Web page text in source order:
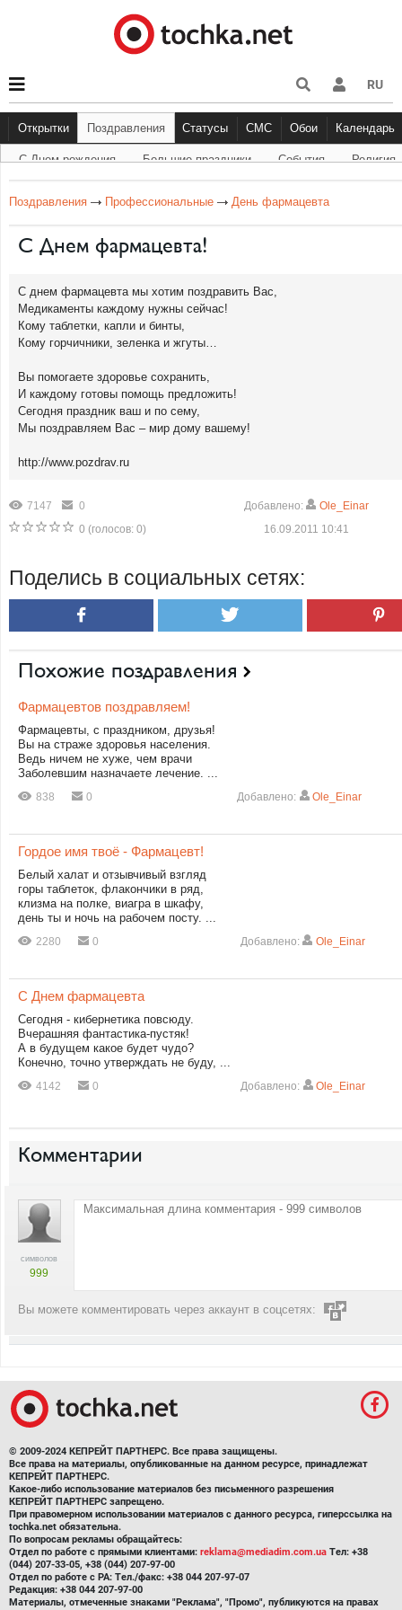
RU
Открытки
С Днем рождения Большие праздники События
Поздравления Статусы
Другое Прикольные Грустные
СМС
С Днём Рождения
Обои
Музыка
Календарь
С Днем рождения Большие праздники Cобытия Религия
Поздравления Профессиональные День фармацевта
С Днем фармацевта!
С днем фармацевта мы хотим поздравить Вас,
Медикаменты каждому нужны сейчас!
Кому таблетки, капли и бинты,
Кому горчичники, зеленка и жгуты…
Вы помогаете здоровье сохранить,
И каждому готовы помощь предложить!
Сегодня праздник ваш и по сему,
Мы поздравляем Вас – мир дому вашему!
http://www.pozdrav.ru
7147
0
0 (голосов: 0)
Добавлено:
Ole_Einar
16.09.2011 10:41
Поделись в социальных сетях:
Похожие поздравления
Фармацевтов поздравляем!
Фармацевты, с праздником, друзья!
Вы на страже здоровья населения.
Ведь ничем не хуже, чем врачи
Заболевшим назначаете лечение. ...
838 0 Добавлено: Ole_Einar
Гордое имя твоё - Фармацевт!
Белый халат и отзывчивый взгляд
горы таблеток, флакончики в ряд,
клизма на полке, виагра в шкафу,
день ты и ночь на рабочем посту. ...
2280 0 Добавлено: Ole_Einar
С Днем фармацевта
Сегодня - кибернетика повсюду.
Вчерашняя фантастика-пустяк!
А в будущем какое будет чудо?
Конечно, точно утверждать не буду, ...
4142 0 Добавлено: Ole_Einar
Комментарии
символов
999
Вы можете комментировать через аккаунт в соцсетях:
© 2009-2024 КЕПРЕЙТ ПАРТНЕРС. Все права защищены.
Все права на материалы, опубликованные на данном ресурсе, принадлежат
КЕПРЕЙТ ПАРТНЕРС.
Какое-либо использование материалов без письменного разрешения
КЕПРЕЙТ ПАРТНЕРС запрещено.
При правомерном использовании материалов с данного ресурса, гиперссылка на
tochka.net обязательна.
По вопросам рекламы обращайтесь:
Отдел по работе с прямыми клиентами: reklama@mediadim.com.ua Тел: +38
(044) 207-33-05, +38 (044) 207-97-00
Отдел по работе с РА: Тел./факс: +38 044 207-97-07
Редакция: +38 044 207-97-00
Материалы, отмеченные знаками "Реклама", "Промо", публикуются на правах